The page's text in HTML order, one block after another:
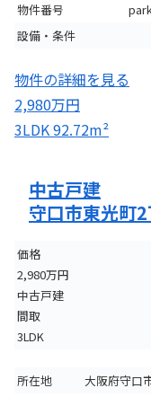
物件番号
設備・条件
物件の詳細を見る
2,980万円
3LDK92.72m²
中古戸建
守口市東光町2
価格
2,980万円
中古戸建
間取
3LDK
所在地
大阪府守口